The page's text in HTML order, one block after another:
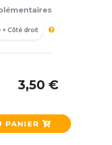
+ Côté droit
3,50 €
PANIER